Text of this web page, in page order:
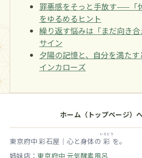
罪悪感をそっと手放す——「
をゆるめるヒント
繰り返す悩みは「まだ向き
サイン
夕陽の記憶と、自分を満た
インカローズ
ホーム（トップページ）
東京府中 彩石屋｜心と身体の 彩
いろどり
を。
姉妹店：東京府中 元気酵素風呂